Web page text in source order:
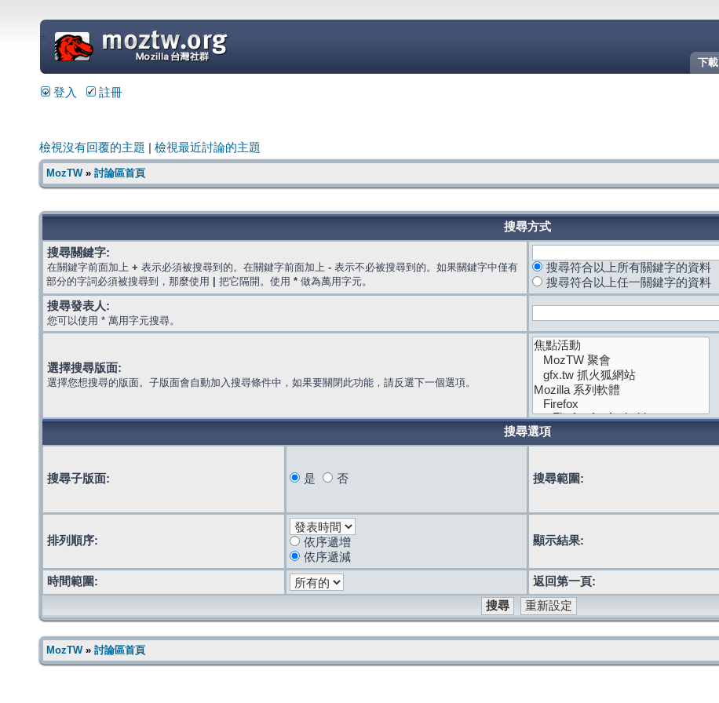
下載
=
登入 註冊
檢視沒有回覆的主題 檢視最近討論的主題
MozTW» 討論區首頁
搜尋方式
搜尋關鍵字:
在關鍵字前面加上 + 表示必須被搜尋到的。在關鍵字前面加上 - 表示不必被搜尋到的。如果關鍵字中僅有
部分的字詞必須被搜尋到，那麼使用
把它隔開。使用 * 做為萬用字元。
搜尋符合以上所有關鍵字的資料
搜尋符合以上任一關鍵字的資料
搜尋發表人:
您可以使用 * 萬用字元搜尋。
選擇搜尋版面:
選擇您想搜尋的版面。子版面會自動加入搜尋條件中，如果要關閉此功能，請反選下一個選項。
搜尋選項
搜尋子版面: 是 否 搜尋範圍:
排列順序:
依序遞增
依序遞減
顯示結果:
時間範圍: 返回第一頁:
MozTW» 討論區首頁